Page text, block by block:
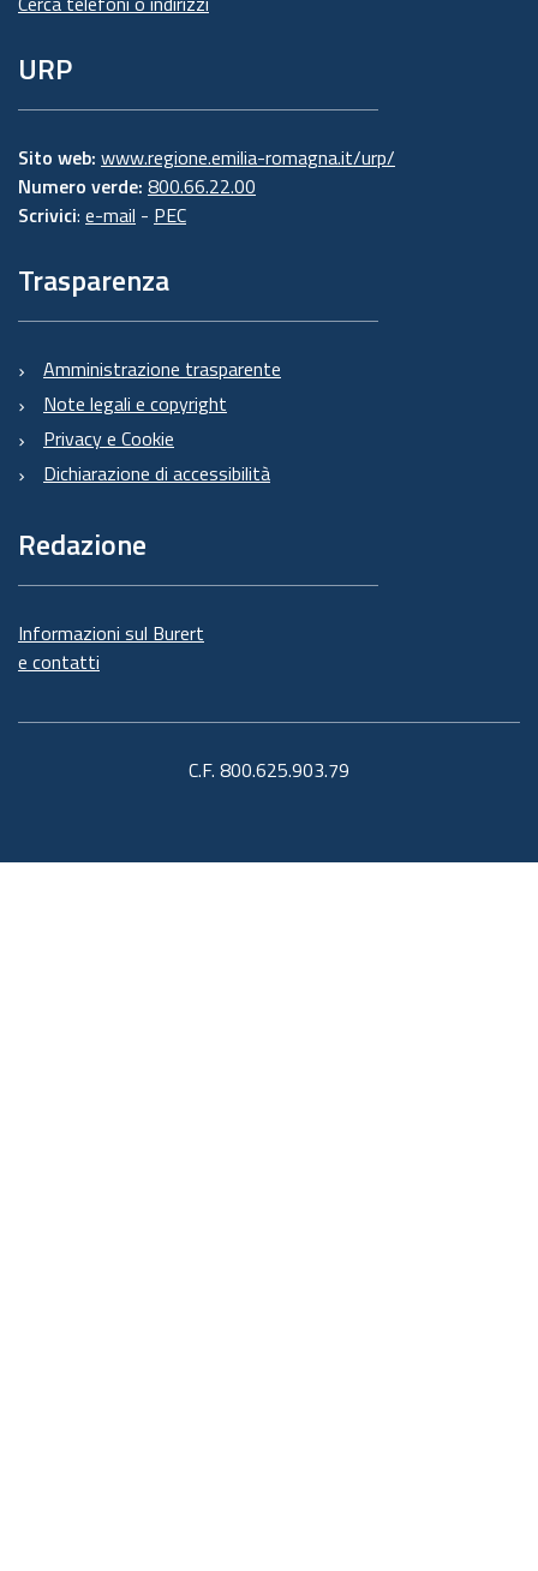
URP
Sito web: www.regione.emilia-romagna.it/urp/
Numero verde: 800.66.22.00
Scrivici: e-mail - PEC
Trasparenza
Amministrazione trasparente
Note legali e copyright
Privacy e Cookie
Dichiarazione di accessibilità
Redazione
Informazioni sul Burert
e contatti
C.F. 800.625.903.79